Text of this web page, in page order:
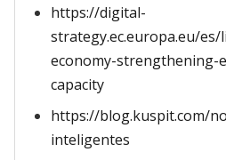
https://digital-
strategy.ec.europa.eu/
economy-strengthening-
capacity
https://blog.kuspit.com/
inteligentes